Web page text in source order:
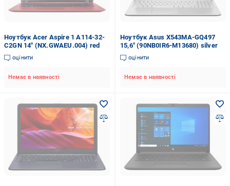
Ноутбук Acer Aspire 1 A114-32-
C2GN 14" (NX.GWAEU.004) red
оцінити
Немає в наявності
Ноутбук Asus X543MA-GQ497
15,6" (90NB0IR6-M13680) silver
оцінити
Немає в наявності